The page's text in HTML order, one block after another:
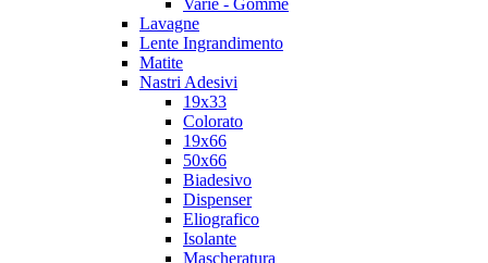
Varie - Gomme
Lavagne
Lente Ingrandimento
Matite
Nastri Adesivi
19x33
Colorato
19x66
50x66
Biadesivo
Dispenser
Eliografico
Isolante
Mascheratura